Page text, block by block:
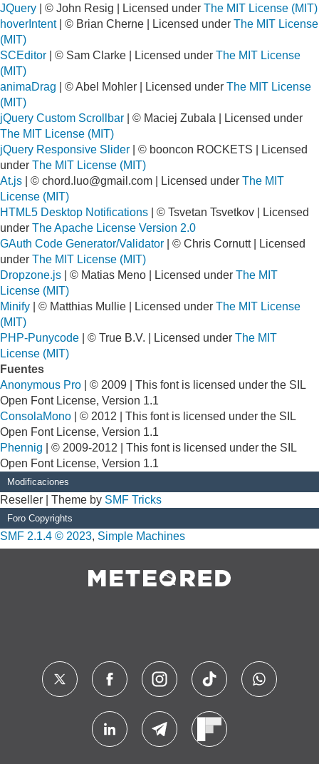
JQuery | © John Resig | Licensed under The MIT License (MIT)
hoverIntent| © Brian Cherne | Licensed under The MIT License
(MIT)
SCEditor | © Sam Clarke | Licensed under The MIT License
(MIT)
animaDrag | © Abel Mohler | Licensed under The MIT License
(MIT)
jQuery Custom Scrollbar | © Maciej Zubala | Licensed under
The MIT License (MIT)
jQuery Responsive Slider | © booncon ROCKETS | Licensed
under The MIT License (MIT)
At.js | © chord.luo@gmail.com | Licensed under The MIT
License (MIT)
HTML5 Desktop Notifications | © Tsvetan Tsvetkov | Licensed
under The Apache License Version 2.0
GAuth Code Generator/Validator | © Chris Cornutt | Licensed
under The MIT License (MIT)
Dropzone.js | © Matias Meno | Licensed under The MIT
License (MIT)
Minify | © Matthias Mullie | Licensed under The MIT License
(MIT)
PHP-Punycode | © True B.V. | Licensed under The MIT
License (MIT)
Fuentes
Anonymous Pro | © 2009 | This font is licensed under the SIL
Open Font License, Version 1.1
ConsolaMono | © 2012 | This font is licensed under the SIL
Open Font License, Version 1.1
Phennig | © 2009-2012 | This font is licensed under the SIL
Open Font License, Version 1.1
Modificaciones
Reseller | Theme by SMF Tricks
Foro Copyrights
SMF 2.1.4 © 2023, Simple Machines